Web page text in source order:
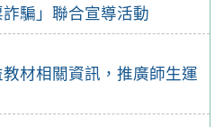
騙」聯合宣導活動
材相關資訊，推廣師生運